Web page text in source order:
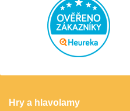
ShengShou)
Sonic Games
Speedstack USA
Hry a hlavolamy